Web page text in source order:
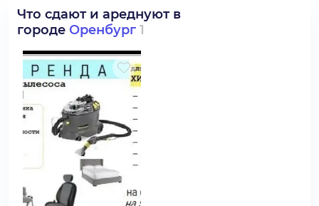
Что сдают и ареднуют в
городе Оренбург 1